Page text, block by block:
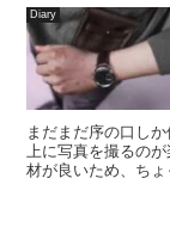
Diary
まだまだ序の口し
上に写真を撮るの
材が良いため、ち